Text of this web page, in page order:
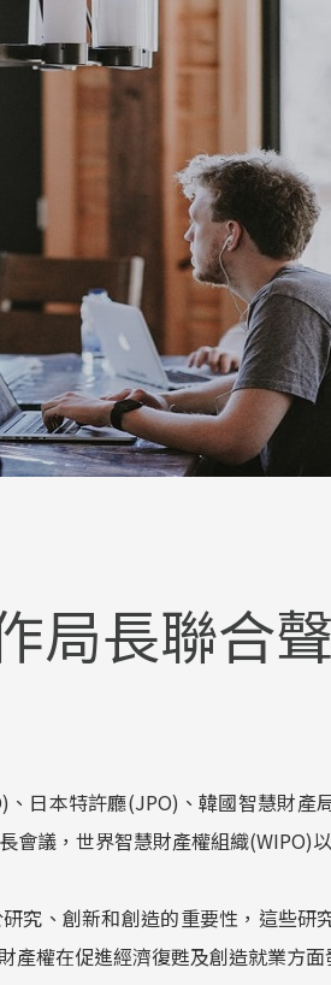
局長聯合
日本特許廳(JPO)、韓國智慧財產
議，世界智慧財產權組織(WIPO)
究、創新和創造的重要性，這些研
權在促進經濟復甦及創造就業方面